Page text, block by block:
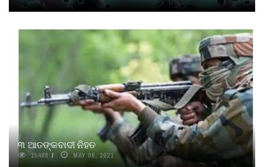
୩ ଆତଙ୍କବାଦୀ ନିହତ
15488 MAY 06, 2021